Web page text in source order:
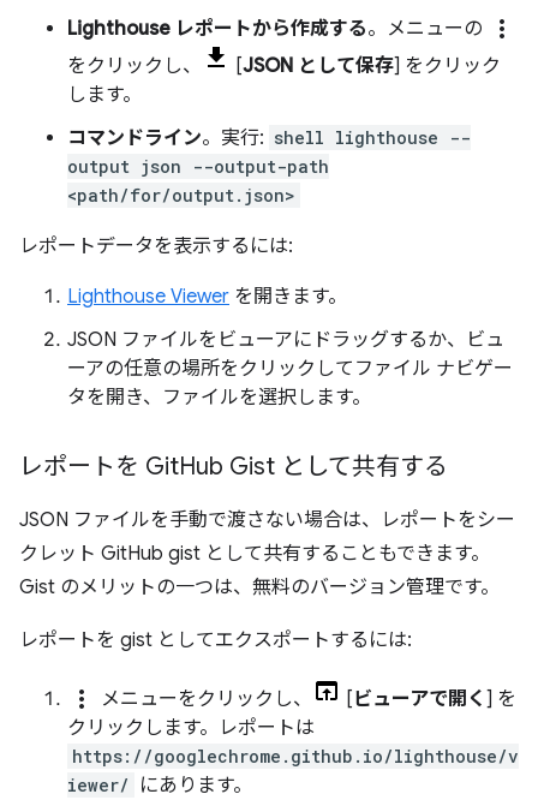
Lighthouse レポートから作成する。メニューの more_vert
をクリックし、 [JSON として保存] をクリック
します。
コマンドライン。実行: shell lighthouse --
output json --output-path
<path/for/output.json>
レポートデータを表示するには:
Lighthouse Viewer を開きます。
JSON ファイルをビューアにドラッグするか、ビュ
ーアの任意の場所をクリックしてファイル ナビゲー
タを開き、ファイルを選択します。
レポートを GitHub Gist として共有する
JSON ファイルを手動で渡さない場合は、レポートをシー
クレット GitHub gist として共有することもできます。
Gist のメリットの一つは、無料のバージョン管理です。
レポートを gist としてエクスポートするには:
more_vert メニューをクリックし、 [ビューアで開く ] を
クリックします。レポートは
https://googlechrome.github.io/lighthouse/v
iewer/
にあります。